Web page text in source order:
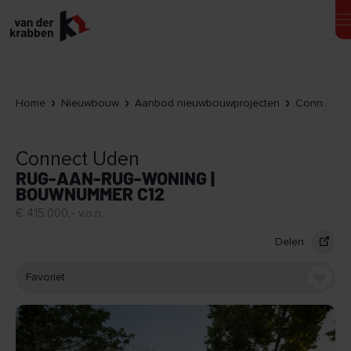
Home Nieuwbouw Aanbod nieuwbouwprojecten Connect Uden
Connect Uden
RUG-AAN-RUG-WONING |
BOUWNUMMER C12
€ 415.000,- v.o.n.
Delen
Favoriet